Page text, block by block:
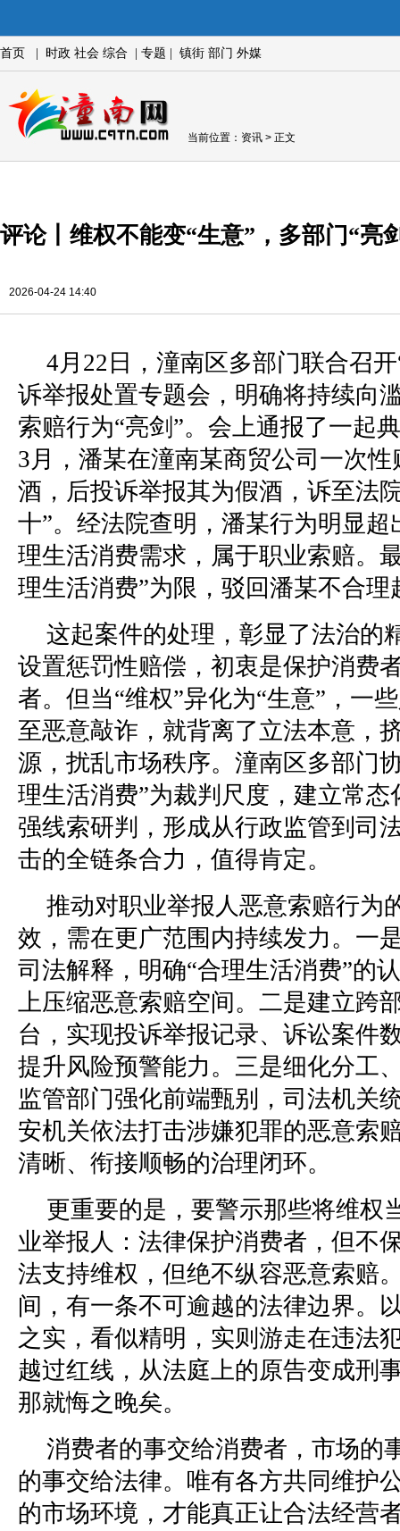
首页 时政 社会 综合 专题 镇街 部门 外媒
当前位置： 资讯 > 正文
评论丨维权不能变“生意”，多部门“亮
2026-04-24 14:40
4月22日，潼南区多部门联合召
诉举报处置专题会，明确将持续向
索赔行为“亮剑”。会上通报了一起
3月，潘某在潼南某商贸公司一次性
酒 ，后投诉举报其为假酒，诉至法
十”。经法院查明，潘某行为明显超
理生活消费需求，属于职业索赔。
理生活消费”为限，驳回潘某不合理
这起案件的处理，彰显了法治的
设置惩罚性赔偿，初衷是保护消费
者。但当“维权”异化为“生意”，一
至恶意敲诈，就背离了立法本意，
源，扰乱市场秩序。潼南区多部门
理生活消费”为裁判尺度，建立常态
强线索研判，形成从行政监管到司
击的全链条合力，值得肯定。
推动对职业举报人恶意索赔行为
效，需在更广范围内持续发力。一
司法解释，明确“合理生活消费”的
上压缩恶意索赔空间。二是建立跨
台，实现投诉举报记录、诉讼案件
提升风险预警能力。三是细化分工
监管部门强化前端甄别，司法机关
安机关依法打击涉嫌犯罪的恶意索
清晰、衔接顺畅的治理闭环。
更重要的是，要警示那些将维权
业举报人：法律保护消费者，但不
法支持维权，但绝不纵容恶意索赔
间，有一条不可逾越的法律边界。
之实，看似精明，实则游走在违法
越过红线，从法庭上的原告变成刑
那就悔之晚矣。
消费者的事交给消费者，市场的
的事交给法律。唯有各方共同维护
的市场环境，才能真正让合法经营